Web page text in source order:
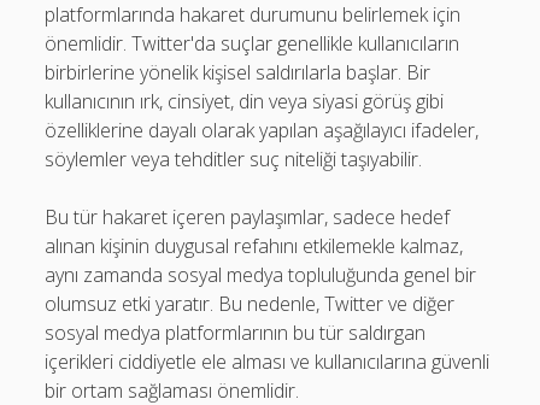
platformlarında hakaret durumunu belirlemek için
önemlidir. Twitter'da suçlar genellikle kullanıcıların
birbirlerine yönelik kişisel saldırılarla başlar. Bir
kullanıcının ırk, cinsiyet, din veya siyasi görüş gibi
özelliklerine dayalı olarak yapılan aşağılayıcı ifadeler,
söylemler veya tehditler suç niteliği taşıyabilir.
Bu tür hakaret içeren paylaşımlar, sadece hedef
alınan kişinin duygusal refahını etkilemekle kalmaz,
aynı zamanda sosyal medya topluluğunda genel bir
olumsuz etki yaratır. Bu nedenle, Twitter ve diğer
sosyal medya platformlarının bu tür saldırgan
içerikleri ciddiyetle ele alması ve kullanıcılarına güvenli
bir ortam sağlaması önemlidir.